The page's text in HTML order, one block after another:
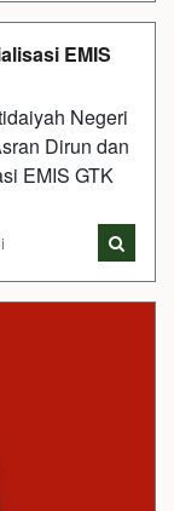
EMIS
Negeri
Dirun dan
EMIS GTK